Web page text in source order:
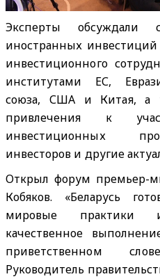
Эксперты обсуждали
иностранных
инвестиционного
институтами ЕС,
союза, США и Китая, а
привлечения к
инвестиционных
инвесторов и другие
Открыл форум премьер-
Кобяков. «Беларусь
мировые практики
качественное
приветственном
Руководитель